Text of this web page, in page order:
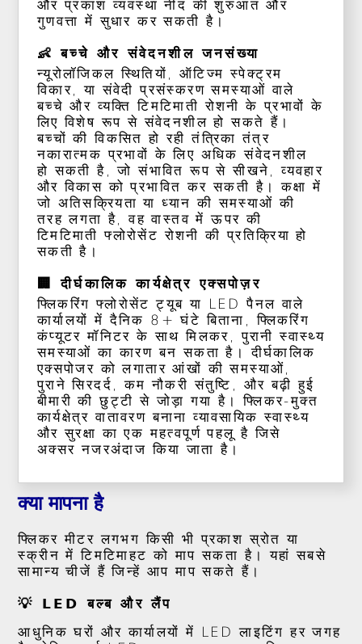
और प्रकाश व्यवस्था नींद की शुरुआत और
गुणवत्ता में सुधार कर सकती है।
👶 बच्चे और संवेदनशील जनसंख्या
न्यूरोलॉजिकल स्थितियों, ऑटिज्म स्पेक्ट्रम
विकार, या संवेदी प्रसंस्करण समस्याओं वाले
बच्चे और व्यक्ति टिमटिमाती रोशनी के प्रभावों के
लिए विशेष रूप से संवेदनशील हो सकते हैं।
बच्चों की विकसित हो रही तंत्रिका तंत्र
नकारात्मक प्रभावों के लिए अधिक संवेदनशील
हो सकती है, जो संभावित रूप से सीखने, व्यवहार
और विकास को प्रभावित कर सकती है। कक्षा में
जो अतिसक्रियता या ध्यान की समस्याओं की
तरह लगता है, वह वास्तव में ऊपर की
टिमटिमाती फ्लोरोसेंट रोशनी की प्रतिक्रिया हो
सकती है।
🏢 दीर्घकालिक कार्यक्षेत्र एक्सपोज़र
फ्लिकरिंग फ्लोरोसेंट ट्यूब या LED पैनल वाले
कार्यालयों में दैनिक 8+ घंटे बिताना, फ्लिकरिंग
कंप्यूटर मॉनिटर के साथ मिलकर, पुरानी स्वास्थ्य
समस्याओं का कारण बन सकता है। दीर्घकालिक
एक्सपोजर को लगातार आंखों की समस्याओं,
पुराने सिरदर्द, कम नौकरी संतुष्टि, और बढ़ी हुई
बीमारी की छुट्टी से जोड़ा गया है। फ्लिकर-मुक्त
कार्यक्षेत्र वातावरण बनाना व्यावसायिक स्वास्थ्य
और सुरक्षा का एक महत्वपूर्ण पहलू है जिसे
अक्सर नजरअंदाज किया जाता है।
क्या मापना है
फ्लिकर मीटर लगभग किसी भी प्रकाश स्रोत या
स्क्रीन में टिमटिमाहट को माप सकता है। यहां सबसे
सामान्य चीजें हैं जिन्हें आप माप सकते हैं।
💡 LED बल्ब और लैंप
आधुनिक घरों और कार्यालयों में LED लाइटिंग हर जगह